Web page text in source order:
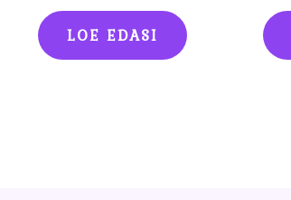
LOE EDASI